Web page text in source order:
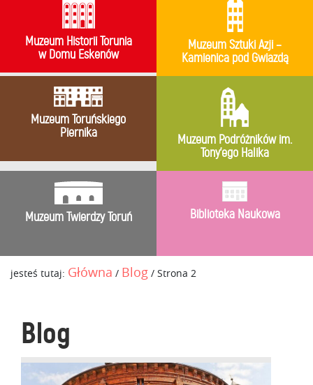
Muzeum Historii Torunia
w Domu Eskenów
Muzeum Sztuki Azji –
Kamienica pod Gwiazdą
Muzeum Toruńskiego
Piernika
Muzeum Podróżników im.
Tony’ego Halika
Muzeum Twierdzy Toruń Biblioteka Naukowa
jesteś tutaj: Główna / Blog / Strona 2
Blog